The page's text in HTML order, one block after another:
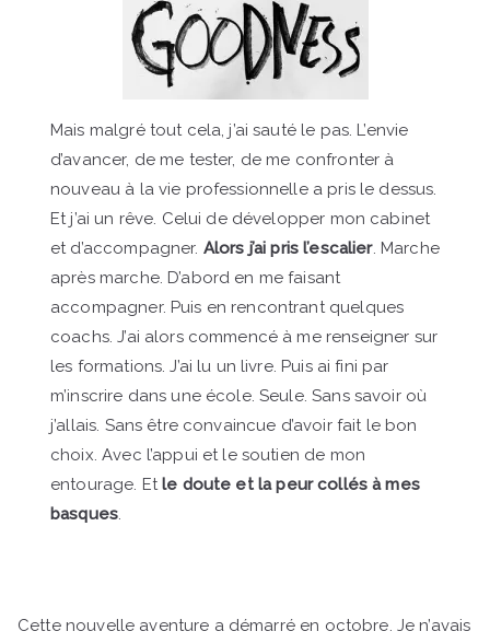
Mais malgré tout cela, j’ai sauté le pas. L’envie
d’avancer, de me tester, de me confronter à
nouveau à la vie professionnelle a pris le dessus.
Et j’ai un rêve. Celui de développer mon cabinet
et d’accompagner. Alors j’ai pris l’escalier. Marche
après marche. D’abord en me faisant
accompagner. Puis en rencontrant quelques
coachs. J’ai alors commencé à me renseigner sur
les formations. J’ai lu un livre. Puis ai fini par
m’inscrire dans une école. Seule. Sans savoir où
j’allais. Sans être convaincue d’avoir fait le bon
choix. Avec l’appui et le soutien de mon
entourage. Etle doute et la peur collés à mes
basques.
Cette nouvelle aventure a démarré en octobre. Je n’avais